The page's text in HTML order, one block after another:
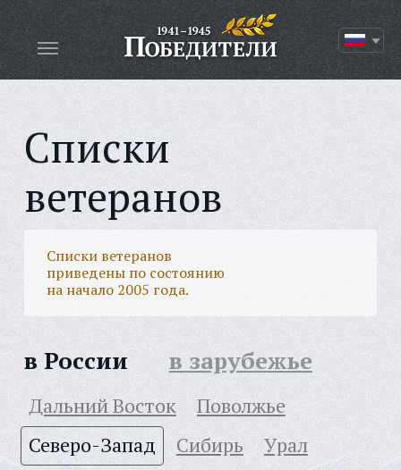
Списки
ветеранов
Списки ветеранов
приведены по состоянию
на начало 2005 года.
в России в зарубежье
Дальний Восток
Поволжье
Северо-Запад
Сибирь
Урал